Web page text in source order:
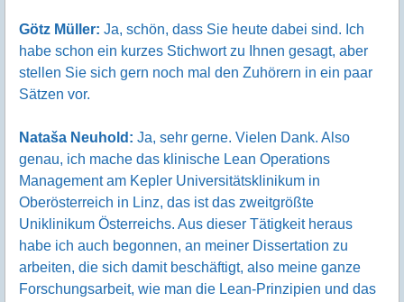
Götz Müller: Ja, schön, dass Sie heute dabei sind. Ich
habe schon ein kurzes Stichwort zu Ihnen gesagt, aber
stellen Sie sich gern noch mal den Zuhörern in ein paar
Sätzen vor.
Nataša Neuhold: Ja, sehr gerne. Vielen Dank. Also
genau, ich mache das klinische Lean Operations
Management am Kepler Universitätsklinikum in
Oberösterreich in Linz, das ist das zweitgrößte
Uniklinikum Österreichs. Aus dieser Tätigkeit heraus
habe ich auch begonnen, an meiner Dissertation zu
arbeiten, die sich damit beschäftigt, also meine ganze
Forschungsarbeit, wie man die Lean-Prinzipien und das